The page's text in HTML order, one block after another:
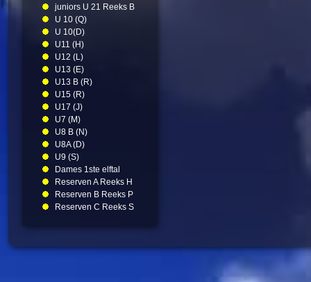
juniors U 21 Reeks B
U 10 (Q)
U 10(D)
U11 (H)
U12 (L)
U13 (E)
U13 B (R)
U15 (R)
U17 (J)
U7 (M)
U8 B (N)
U8A (D)
U9 (S)
Dames 1ste elftal
Reserven A Reeks H
Reserven B Reeks P
Reserven C Reeks S